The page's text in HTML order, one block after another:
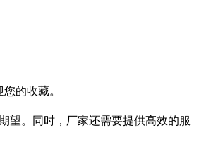
的收藏。
望。同时，厂家还需要提供高效的服